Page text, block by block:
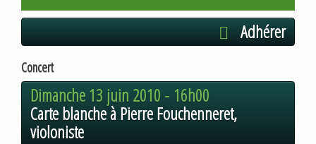
Adhérer
Concert
Dimanche 13 juin 2010 - 16h00
Carte blanche à Pierre Fouchenneret,
violoniste